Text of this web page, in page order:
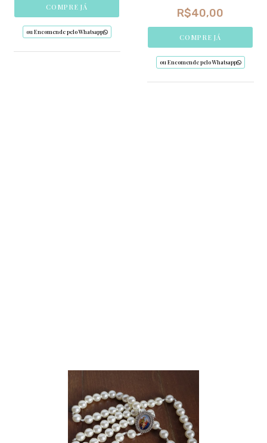
COMPRE JÁ
ou Encomende pelo Whatsapp
R$40,00
COMPRE JÁ
ou Encomende pelo Whatsapp